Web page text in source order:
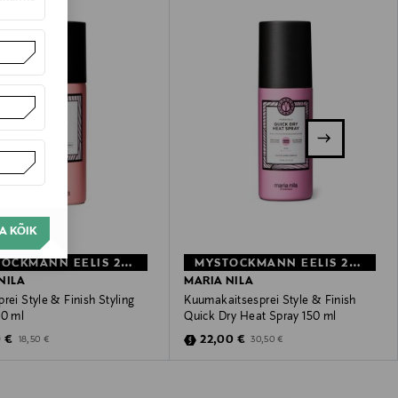
KÕIK
MYSTOCKMANN EELIS 27%
Style & Finish Styling
ml
Price
€ Original Price
18,50 €
MYSTOCKMANN EELIS 28%
MARIA NILA
Kuumakaitsesprei Style & Finish
Quick Dry Heat Spray 150 ml
Discounted Price
22,00 € Original Price
30,50 €